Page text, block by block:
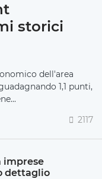
storici
dell'area
1,1 punti,
2117
imprese
dettaglio